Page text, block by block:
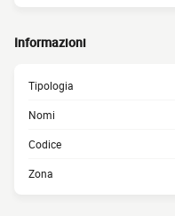
Informazioni
Tipologia
Nomi
Codice
Zona